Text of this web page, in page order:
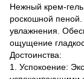
Нежный крем-
роскошной пеной.
увлажнения.
ощущение
Достоинства:
1. Успокоение: